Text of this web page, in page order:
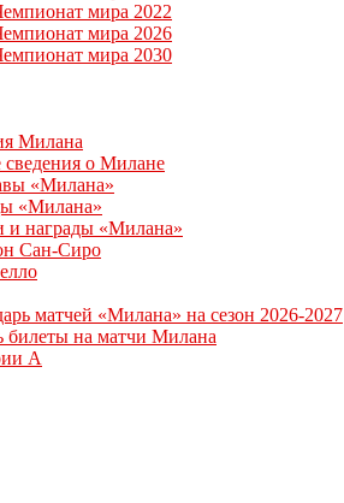
мира 2022
мира 2026
мира 2030
Милана
о Милане
«Милана»
«Милана»
и награды «Милана»
Сан-Сиро
матчей «Милана» на сезон 2026-2027
билеты на матчи Милана
А